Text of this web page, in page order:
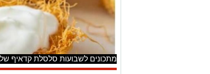
מתכונים לשבועות סלסלת קדאיף של